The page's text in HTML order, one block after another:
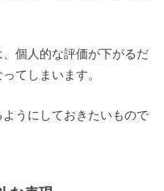
個人的な評価が下がるだ
てしまいます。
うにしておきたいもので